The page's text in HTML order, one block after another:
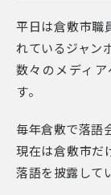
平日は倉敷市職
れているジャン
数々のメディ
す。
毎年倉敷で落語
現在は倉敷市だ
落語を披露して